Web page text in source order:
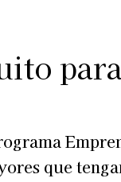
que